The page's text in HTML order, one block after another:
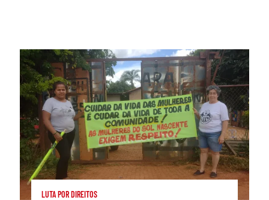
LUTA POR DIREITOS